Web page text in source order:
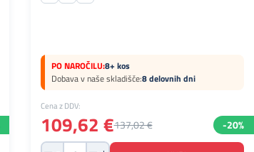
PO NAROČILU:8+ kos
Dobava v naše skladišče:8 delovnih dni
Cena z DDV:
109,62 €137,02 € -20%